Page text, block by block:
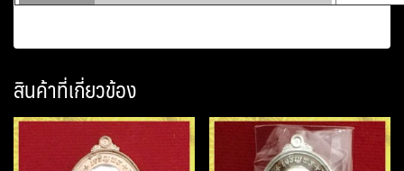
สินค้าที่เกี่ยวข้อง